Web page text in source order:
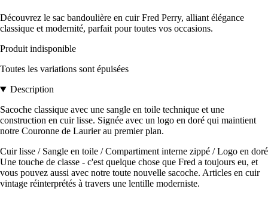
Découvrez le sac bandoulière en cuir Fred Perry, alliant élégance
classique et modernité, parfait pour toutes vos occasions.
Produit indisponible
Toutes les variations sont épuisées
Description
Sacoche classique avec une sangle en toile technique et une
construction en cuir lisse. Signée avec un logo en doré qui maintient
notre Couronne de Laurier au premier plan.
Cuir lisse / Sangle en toile / Compartiment interne zippé / Logo en doré
Une touche de classe - c'est quelque chose que Fred a toujours eu, et
vous pouvez aussi avec notre toute nouvelle sacoche. Articles en cuir
vintage réinterprétés à travers une lentille moderniste.